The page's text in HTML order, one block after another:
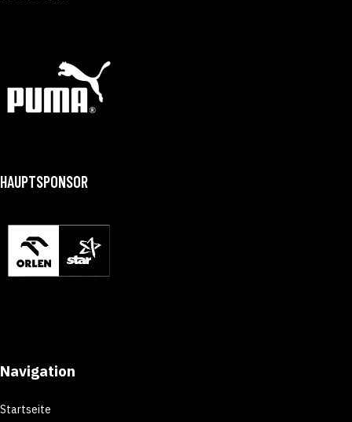
HAUPTSPONSOR
Navigation
Startseite